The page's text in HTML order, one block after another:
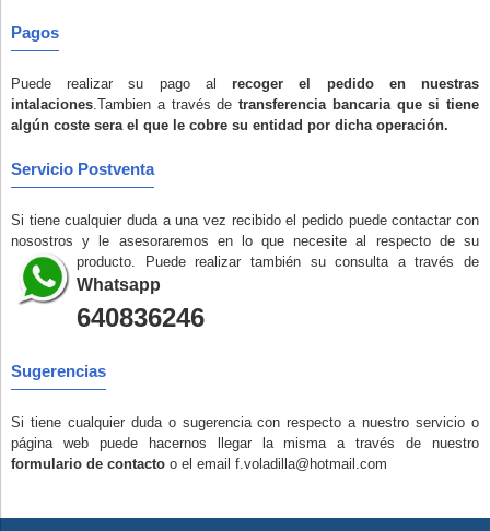
Pagos
Puede realizar su pago alrecoger el pedido en nuestras
intalaciones.Tambien a través de transferencia bancaria que si tiene
algún coste sera el que le cobre su entidad por dicha operación.
Servicio Postventa
Si tiene cualquier duda a una vez recibido el pedido puede contactar con
nosostros y le asesoraremos en lo que necesite al respecto de su
producto. Puede realizar también su consulta a través de
Whatsapp
640836246
Sugerencias
Si tiene cualquier duda o sugerencia con respecto a nuestro servicio o
página web puede hacernos llegar la misma a través de nuestro
formulario de contacto o el email f.voladilla@hotmail.com